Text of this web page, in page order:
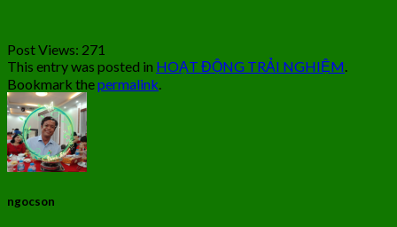
Post Views: 271
This entry was posted in HOẠT ĐỘNG TRẢI NGHIỆM.
Bookmark thepermalink.
ngocson